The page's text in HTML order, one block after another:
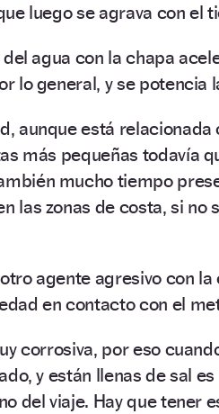
luego se agrava con el
agua con la chapa
lo general, y se potencia
aunque está
más pequeñas todavía
mucho tiempo
las zonas de costa, si no
agente agresivo con
en contacto con el
corrosiva, por eso
y están llenas de sal
del viaje. Hay que tener